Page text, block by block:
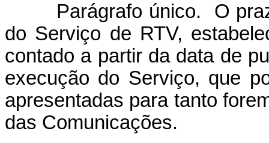
Parágrafo único. O
do Serviço de RTV,
contado a partir da data de
execução do Serviço, que
apresentadas para tanto
das Comunicações.